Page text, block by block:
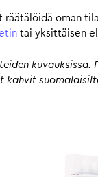
räätälöidä oman
tai yksittäisen
kuvauksissa.
kahvit